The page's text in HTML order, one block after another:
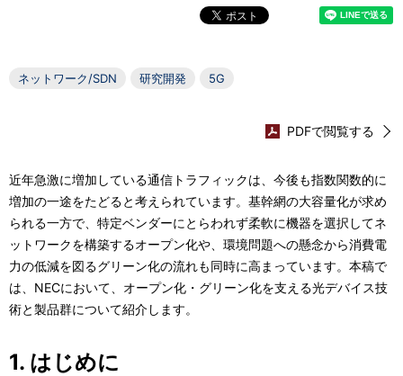
て
す
。
ナ
ー
シ
ョ
ン
ネットワーク/SDN 研究開発 5G
PDFで閲覧する
近年急激に増加している通信トラフィックは、今後も指数関数的に
増加の一途をたどると考えられています。基幹網の大容量化が求め
られる一方で、特定ベンダーにとらわれず柔軟に機器を選択してネ
ットワークを構築するオープン化や、環境問題への懸念から消費電
力の低減を図るグリーン化の流れも同時に高まっています。本稿で
は、NECにおいて、オープン化・グリーン化を支える光デバイス技
術と製品群について紹介します。
1. はじめに